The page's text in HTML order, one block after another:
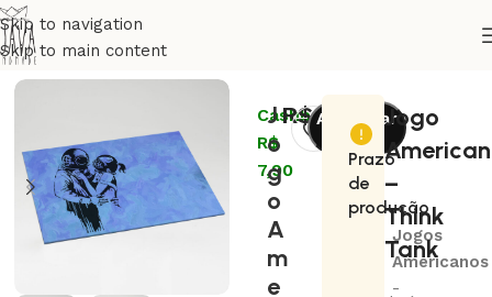
Skip to navigation
Skip to main content
Início Artistas Banksy
Cashback:
R$
7,90
J
o
g
o
A
m
e
R$79,00
Adicionar
ao
carrinho
Prazo
de
produção
Jogos
Americanos
-
Jogo
–
Think
Tank